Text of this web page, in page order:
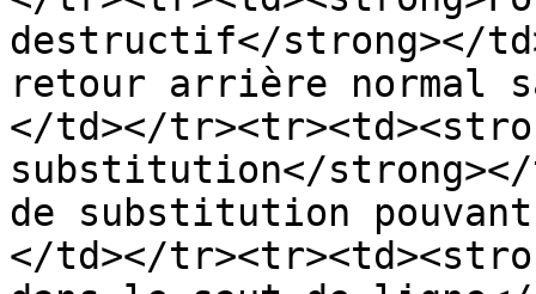
destructif</strong></
retour arrière normal
</td></
substitution</
de substitution
</td></